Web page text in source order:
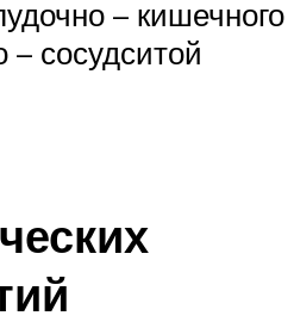
– кишечного
– сосудситой